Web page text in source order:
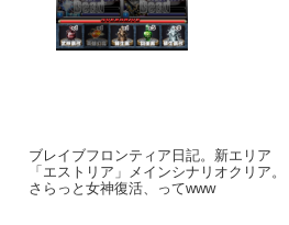
ブレイブフロンティア日記。新エリア
「エストリア」メインシナリオクリア。
さらっと女神復活、ってwww